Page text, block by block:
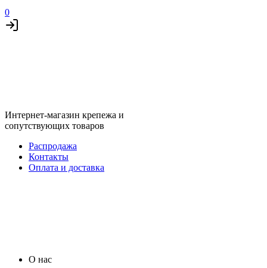
0
Интернет-магазин крепежа и
сопутствующих товаров
Распродажа
Контакты
Оплата и доставка
О нас